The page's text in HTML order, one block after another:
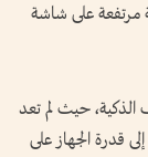
مرتفعة على شاشة
الذكية، حيث لم تعد
قدرة الجهاز على